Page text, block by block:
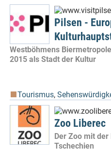
Pilsen -
Westböhmens
2015 als Stadt der Kultur
Tourismus,
Zoo Liberec
Der Zoo mit
Tschechien